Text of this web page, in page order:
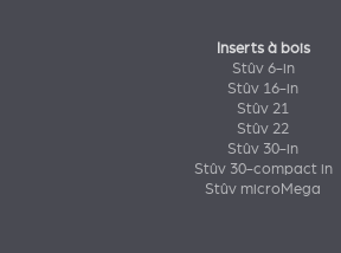
Inserts à bois
Stûv 6-in
Stûv 16-in
Stûv 21
Stûv 22
Stûv 30-in
Stûv 30-compact in
Stûv microMega